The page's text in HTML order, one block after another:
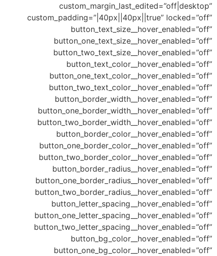
custom_padding=”|40px||40px||true”